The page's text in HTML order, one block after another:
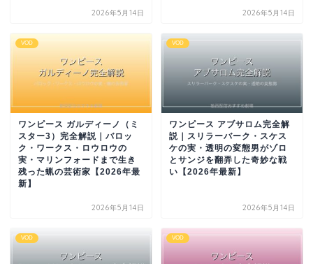
2026年5月14日 2026年5月14日
VOD
ワンピース ガルディーノ（ミ
スター3）完全解説｜バロッ
ク・ワークス・ロウロウの
実・マリンフォードまで生き
残った蝋の芸術家【2026年最
新】
2026年5月14日
VOD
ワンピース アブサロム完全解
説｜スリラーバーク・スケス
ケの実・透明の変態男がゾロ
とサンジを翻弄した奇妙な戦
い【2026年最新】
2026年5月14日
VOD VOD